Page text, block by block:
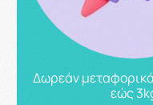
Δωρεάν
εώς